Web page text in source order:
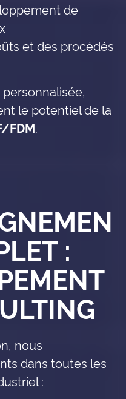
de
et des procédés
le potentiel de la
FDM.
:
nous
dans toutes les
: